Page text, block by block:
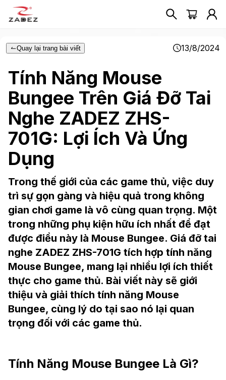
Quay lại trang bài viết 13/8/2024
Tính Năng Mouse
Bungee Trên Giá Đỡ Tai
Nghe ZADEZ ZHS-
701G: Lợi Ích Và Ứng
Dụng
Trong thế giới của các game thủ, việc duy
trì sự gọn gàng và hiệu quả trong không
gian chơi game là vô cùng quan trọng. Một
trong những phụ kiện hữu ích nhất để đạt
được điều này là Mouse Bungee. Giá đỡ tai
nghe ZADEZ ZHS-701G tích hợp tính năng
Mouse Bungee, mang lại nhiều lợi ích thiết
thực cho game thủ. Bài viết này sẽ giới
thiệu và giải thích tính năng Mouse
Bungee, cùng lý do tại sao nó lại quan
trọng đối với các game thủ.
Tính Năng Mouse Bungee Là Gì?